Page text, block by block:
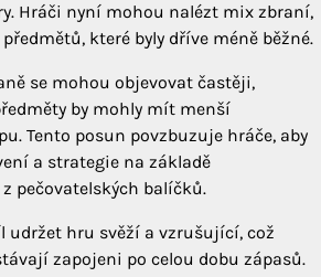
Hráči nyní mohou nalézt mix zbraní,
které byly dříve méně běžné.
se mohou objevovat častěji,
by mohly mít menší
Tento posun povzbuzuje hráče, aby
a strategie na základě
pečovatelských balíčků.
udržet hru svěží a vzrušující, což
zapojeni po celou dobu zápasů.